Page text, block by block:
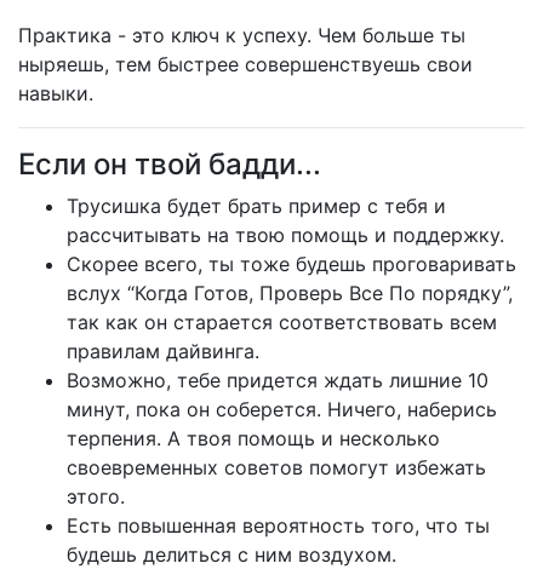
Практика - это ключ к успеху. Чем больше ты
ныряешь, тем быстрее совершенствуешь свои
навыки.
Если он твой бадди...
Трусишка будет брать пример с тебя и
рассчитывать на твою помощь и поддержку.
Скорее всего, ты тоже будешь проговаривать
вслух “Когда Готов, Проверь Все По порядку”,
так как он старается соответствовать всем
правилам дайвинга.
Возможно, тебе придется ждать лишние 10
минут, пока он соберется. Ничего, наберись
терпения. А твоя помощь и несколько
своевременных советов помогут избежать
этого.
Есть повышенная вероятность того, что ты
будешь делиться с ним воздухом.